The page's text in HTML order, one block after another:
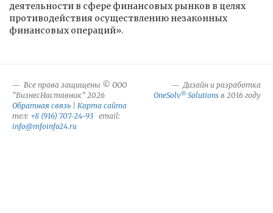
деятельности в сфере финансовых рынков в целях
противодействия осуществлению незаконных
финансовых операций».
Все права защищены © ООО
"БизнесНаставник" 2026
Обратная связь
Карта сайта
тел: +8 (916) 707-24-93 email:
info@mfoinfo24.ru
Дизайн и разработка
OneSolv® Solutions в 2016 году